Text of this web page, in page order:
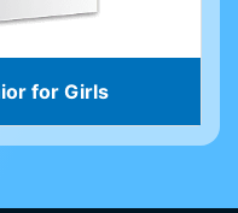
for Girls